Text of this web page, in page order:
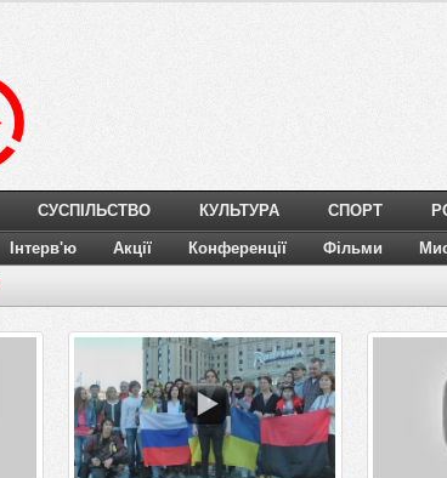
СУСПІЛЬСТВО КУЛЬТУРА СПОРТ
Інтерв'ю Акції Конференції Фільми